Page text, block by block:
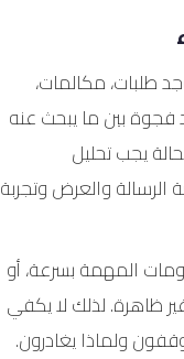
طلبات، مكالمات،
فجوة بين ما يبحث عنه
يجب تحليل
الرسالة والعرض وتجربة
المهمة بسرعة، أو
ظاهرة. لذلك لا يكفي
ولماذا يغادرون.